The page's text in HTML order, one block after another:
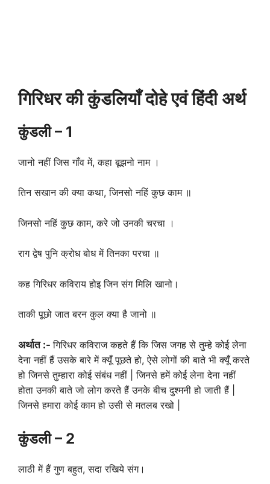
गिरिधर की कुंडलियाँ दोहे एवं हिंदी अर्थ
कुंडली – 1
जानो नहीं जिस गाँव में, कहा बूझनो नाम ।
तिन सखान की क्या कथा, जिनसो नहिं कुछ काम ॥
जिनसो नहिं कुछ काम, करे जो उनकी चरचा ।
राग द्वेष पुनि क्रोध बोध में तिनका परचा ॥
कह गिरिधर कविराय होइ जिन संग मिलि खानो।
ताकी पूछो जात बरन कुल क्या है जानो ॥
अर्थात :-गिरिधर कविराज कहते हैं कि जिस जगह से तुम्हे कोई लेना
देना नहीं हैं उसके बारे में क्यूँ पूछते हो, ऐसे लोगों की बाते भी क्यूँ करते
हो जिनसे तुम्हारा कोई संबंध नहीं | जिनसे हमें कोई लेना देना नहीं
होता उनकी बाते जो लोग करते हैं उनके बीच दुश्मनी हो जाती हैं |
जिनसे हमारा कोई काम हो उसी से मतलब रखो |
कुंडली – 2
लाठी में हैं गुण बहुत, सदा रखिये संग।